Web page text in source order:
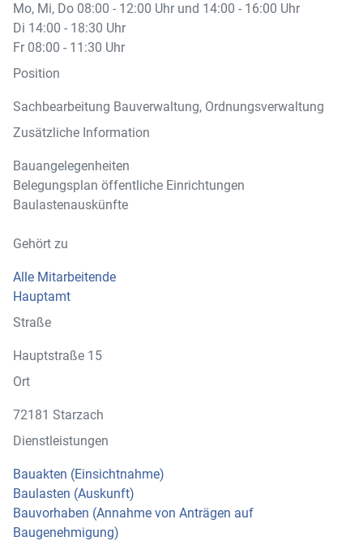
Mo, Mi, Do 08:00 - 12:00 Uhr und 14:00 - 16:00 Uhr
Di 14:00 - 18:30 Uhr
Fr 08:00 - 11:30 Uhr
Position
Sachbearbeitung Bauverwaltung, Ordnungsverwaltung
Zusätzliche Information
Bauangelegenheiten
Belegungsplan öffentliche Einrichtungen
Baulastenauskünfte
Gehört zu
Alle Mitarbeitende
Hauptamt
Straße
Hauptstraße 15
Ort
72181 Starzach
Dienstleistungen
Bauakten (Einsichtnahme)
Baulasten (Auskunft)
Bauvorhaben (Annahme von Anträgen auf
Baugenehmigung)